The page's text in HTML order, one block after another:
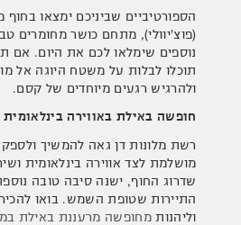
הספורטיביים שביניכם ימצאו
(פוצ'יוולי), מתחם כושר מחומרים
נוספים שימלאו לכם את היום. אם
תוכלו לבלות על משטח היוגה אל
ולהרגיש רגעים מיוחדים של קסם.
חופשה באילת באווירה בינלאומית
רשת מלונות דן גאה להמשיך
מושלמת לצד אווירה בינלאומית
שדרוג החוף, ישנה סיבה טובה
התיירות שטופת השמש. בואו
וליהנות מחופשה מרעננת באילת